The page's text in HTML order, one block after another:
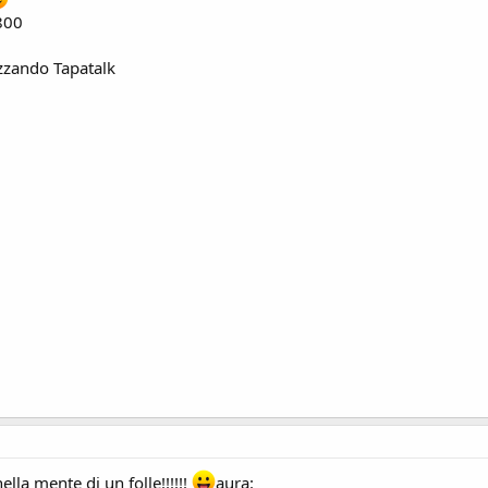
Tapatalk
mente di un folle!!!!!! aura: